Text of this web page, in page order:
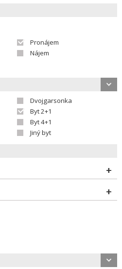
Pronájem
Nájem
Dvojgarsonka
Byt 2+1
Byt 4+1
Jiný byt